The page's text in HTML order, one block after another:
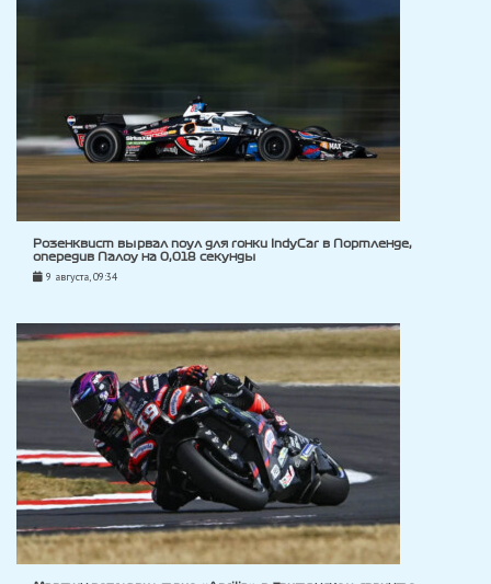
Розенквист вырвал поул для гонки IndyCar в Портленде,
опередив Палоу на 0,018 секунды
9 августа, 09:34